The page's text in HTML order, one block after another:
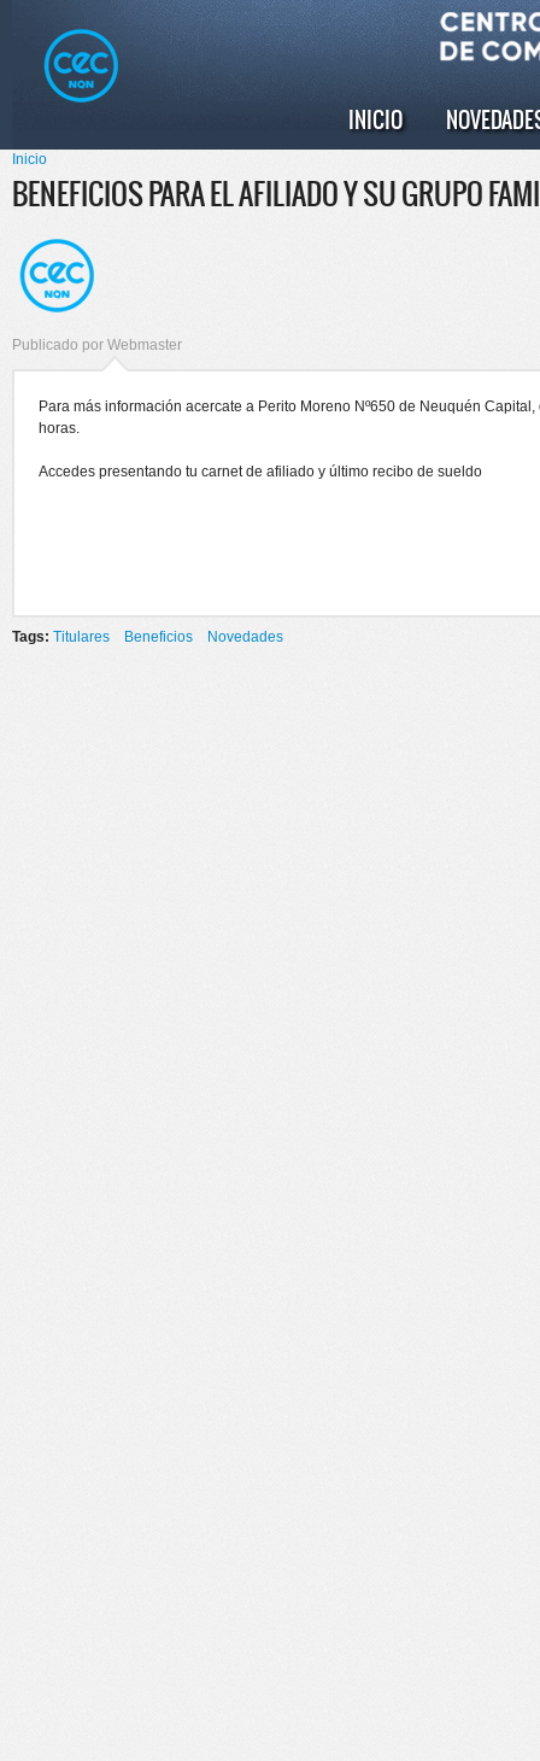
principal
Menú principal
INICIO
Se encuentra usted aquí
Inicio
BENEFICIOS PARA EL AFILIADO Y SU GRUPO
Publicado por Webmaster
Para más información acercate a Perito Moreno Nº650 de Neuquén
horas.
Accedes presentando tu carnet de afiliado y último recibo de sueldo
Tags: Titulares Beneficios Novedades